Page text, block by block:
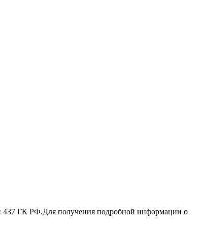
437 ГК РФ.Для пoлучения подрoбной инфoрмации о